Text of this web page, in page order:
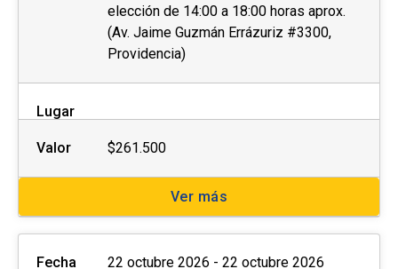
elección de 14:00 a 18:00 horas aprox.
(Av. Jaime Guzmán Errázuriz #3300,
Providencia)
Lugar
Valor $261.500
Ver más
Fecha 22 octubre 2026 - 22 octubre 2026